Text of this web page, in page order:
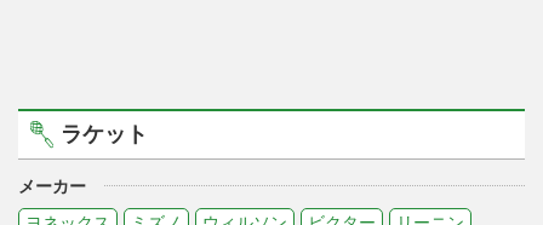
ラケット
メーカー